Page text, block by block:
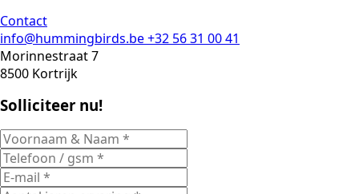
Contact
info@hummingbirds.be+32 56 31 00 41
Morinnestraat 7
8500 Kortrijk
Solliciteer nu!